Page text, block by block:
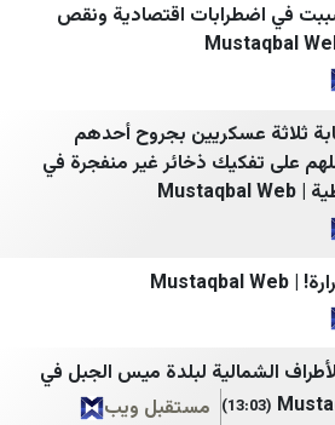
الله
TOBB
Türkiye Haber Ajansı
Ulusal Kanal
الصحوة نت
اقتصادية ونقص
بجروح أحدهم
غير منفجرة في
لبلدة ميس الجبل في
مستقبل ويب